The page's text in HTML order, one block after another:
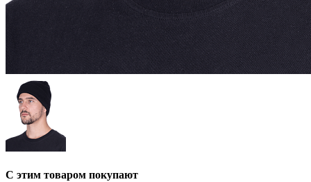
С этим товаром покупают